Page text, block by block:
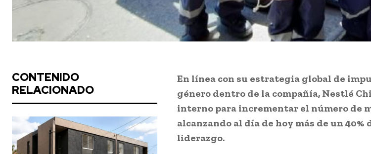
CONTENIDO
RELACIONADO
En línea con su estrategia global de
género dentro de la compañía, Nestlé
interno para incrementar el número de
alcanzando al día de hoy más de un 40%
liderazgo.